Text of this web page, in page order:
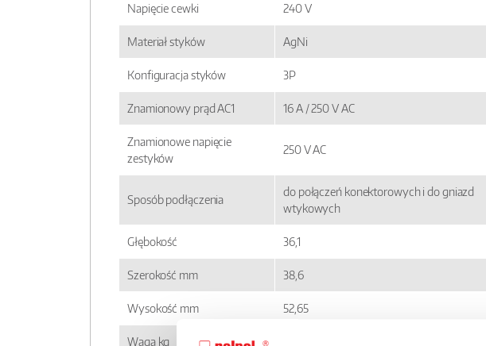
Napięcie cewki 240 V
Materiał styków AgNi
Konfiguracja styków 3P
Znamionowy prąd AC1 16 A / 250 V AC
Znamionowe napięcie
zestyków
250 V AC
Sposób podłączenia
do połączeń konektorowych i do gniazd
wtykowych
Głębokość 36,1
Szerokość mm 38,6
Wysokość mm 52,65
Waga kg